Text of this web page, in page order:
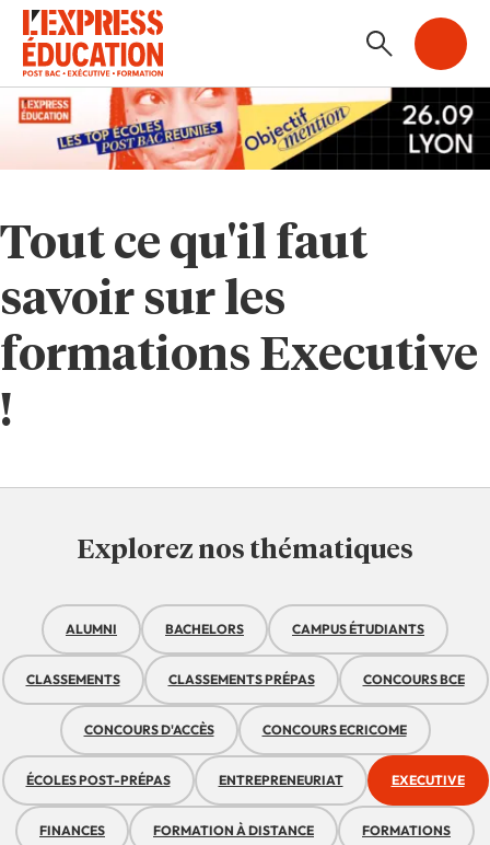
Tout ce qu'il faut
savoir sur les
formations Executive
!
Explorez nos thématiques
ALUMNI BACHELORS CAMPUS ÉTUDIANTS
CLASSEMENTS CLASSEMENTS PRÉPAS CONCOURS BCE
CONCOURS D'ACCÈS CONCOURS ECRICOME
ÉCOLES POST-PRÉPAS ENTREPRENEURIAT EXECUTIVE
FINANCES FORMATION À DISTANCE FORMATIONS